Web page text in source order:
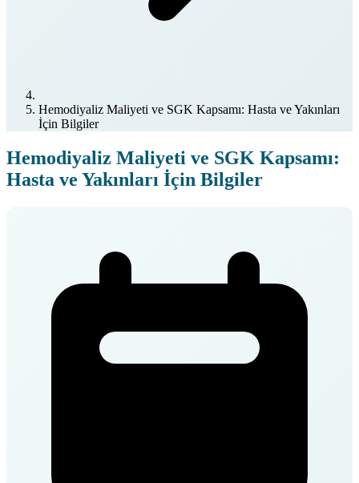
Hemodiyaliz Maliyeti ve SGK Kapsamı: Hasta ve Yakınları
İçin Bilgiler
Hemodiyaliz Maliyeti ve SGK Kapsamı:
Hasta ve Yakınları İçin Bilgiler